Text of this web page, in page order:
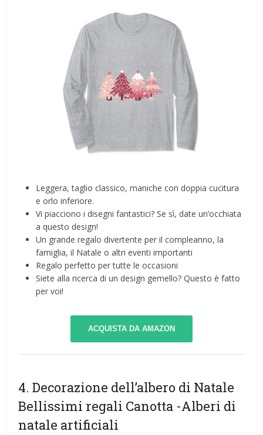
Leggera, taglio classico, maniche con doppia cucitura
e orlo inferiore.
Vi piacciono i disegni fantastici? Se sì, date un’occhiata
a questo design!
Un grande regalo divertente per il compleanno, la
famiglia, il Natale o altri eventi importanti
Regalo perfetto per tutte le occasioni
Siete alla ricerca di un design gemello? Questo è fatto
per voi!
ACQUISTA DA AMAZON
4. Decorazione dell’albero di Natale
Bellissimi regali Canotta -Alberi di
natale artificiali